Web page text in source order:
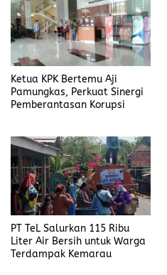
Ketua KPK Bertemu Aji
Pamungkas, Perkuat Sinergi
Pemberantasan Korupsi
PT TeL Salurkan 115 Ribu
Liter Air Bersih untuk Warga
Terdampak Kemarau